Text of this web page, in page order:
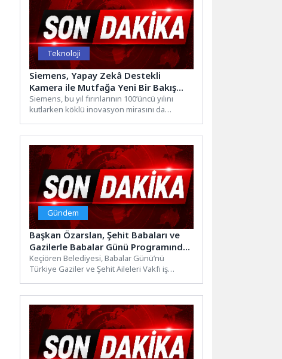
Teknoloji
Siemens, Yapay Zekâ Destekli
Kamera ile Mutfağa Yeni Bir Bakış
Getiriyor
Siemens, bu yıl fırınlarının 100’üncü yılını
kutlarken köklü inovasyon mirasını da
Gündem
Başkan Özarslan, Şehit Babaları ve
Gazilerle Babalar Günü Programında
Buluştu
Keçiören Belediyesi, Babalar Günü’nü
Türkiye Gaziler ve Şehit Aileleri Vakfı iş